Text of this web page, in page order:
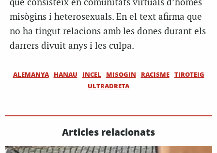
que consisteix en comunitats virtuals d’homes
misògins i heterosexuals. En el text afirma que
no ha tingut relacions amb les dones durant els
darrers divuit anys i les culpa.
ALEMANYA HANAU INCEL MISOGIN RACISME TIROTEIG
ULTRADRETA
Articles relacionats